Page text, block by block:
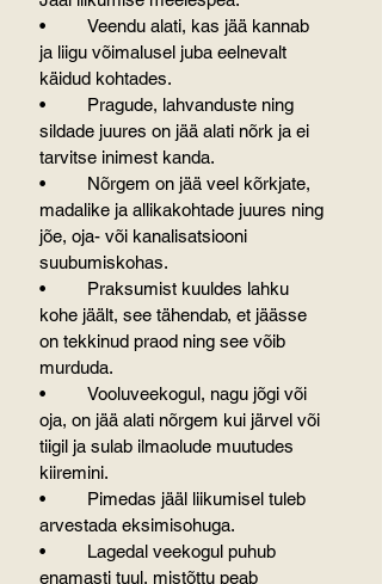
•	Veendu alati, kas jää kannab
ja liigu võimalusel juba eelnevalt
käidud kohtades.
•	Pragude, lahvanduste ning
sildade juures on jää alati nõrk ja ei
tarvitse inimest kanda.
•	Nõrgem on jää veel kõrkjate,
madalike ja allikakohtade juures ning
jõe, oja- või kanalisatsiooni
suubumiskohas.
•	Praksumist kuuldes lahku
kohe jäält, see tähendab, et jäässe
on tekkinud praod ning see võib
murduda.
•	Vooluveekogul, nagu jõgi või
oja, on jää alati nõrgem kui järvel või
tiigil ja sulab ilmaolude muutudes
kiiremini.
•	Pimedas jääl liikumisel tuleb
arvestada eksimisohuga.
•	Lagedal veekogul puhub
enamasti tuul, mistõttu peab